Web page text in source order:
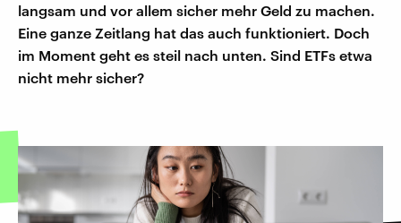
langsam und vor allem sicher mehr Geld zu machen.
Eine ganze Zeitlang hat das auch funktioniert. Doch
im Moment geht es steil nach unten. Sind ETFs etwa
nicht mehr sicher?